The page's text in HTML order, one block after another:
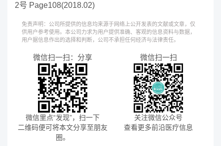
2号 Page108(2018.02)
免责声明：公司所提供的信息均来源于网络上公开发表的文献或文章，仅
供用户参考使用。本公司力求为用户提供准确、客观的信息资料与数据，
用户据信息作出的选择和判断，公司不承担任何经济与法律责任。
微信扫一扫：分享
微信里点“发现”，扫一下
二维码便可将本文分享至朋友
圈。
微信扫一扫
关注微信公众号
查看更多前沿医疗信息